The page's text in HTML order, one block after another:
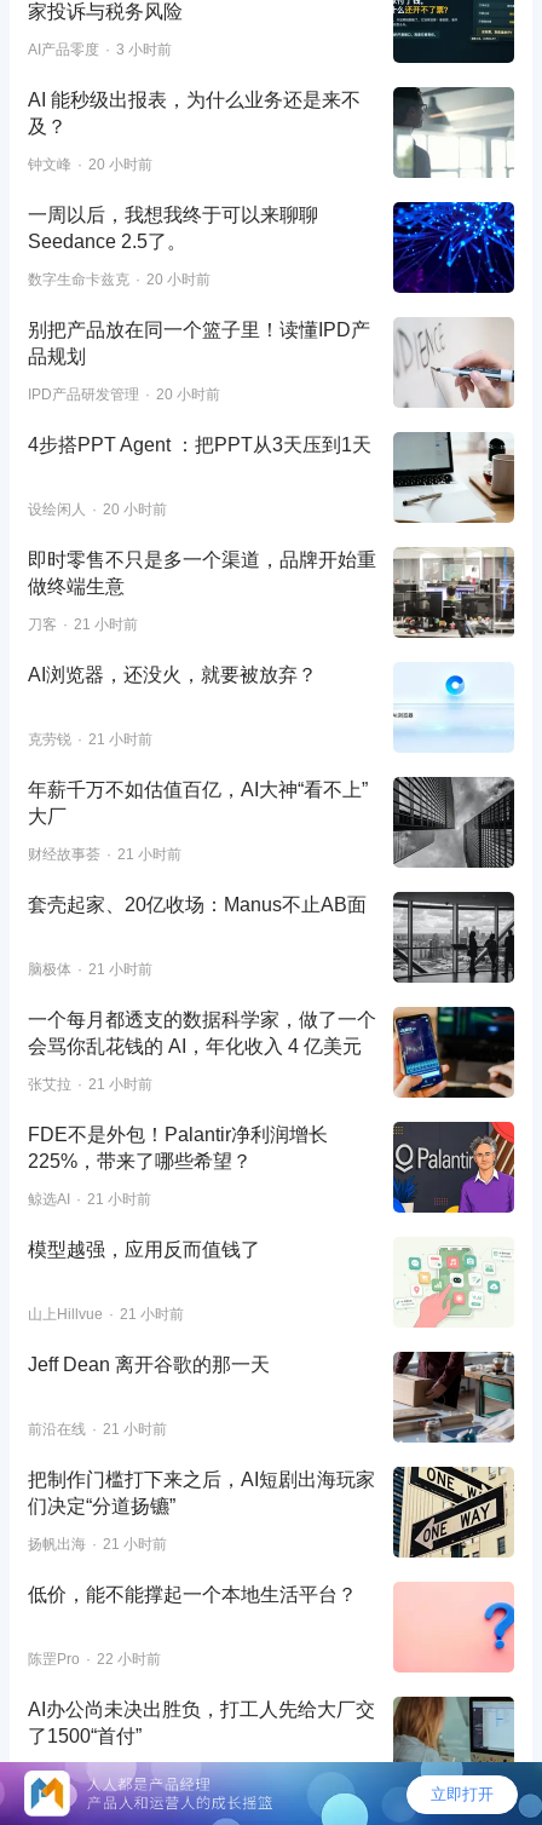
家投诉与税务风险
AI产品零度 3 小时前
AI 能秒级出报表，为什么业务还是来不
及？
钟文峰 20 小时前
一周以后，我想我终于可以来聊聊
Seedance 2.5了。
数字生命卡兹克 20 小时前
别把产品放在同一个篮子里！读懂IPD产
品规划
IPD产品研发管理 20 小时前
4步搭PPT Agent ：把PPT从3天压到1天
设绘闲人 20 小时前
即时零售不只是多一个渠道，品牌开始重
做终端生意
刀客 21 小时前
AI浏览器，还没火，就要被放弃？
克劳锐 21 小时前
年薪千万不如估值百亿，AI大神“看不上”
大厂
财经故事荟 21 小时前
套壳起家、20亿收场：Manus不止AB面
脑极体 21 小时前
一个每月都透支的数据科学家，做了一个
会骂你乱花钱的 AI，年化收入 4 亿美元
张艾拉 21 小时前
FDE不是外包！Palantir净利润增长
225%，带来了哪些希望？
鲸选AI 21 小时前
模型越强，应用反而值钱了
山上Hillvue 21 小时前
Jeff Dean 离开谷歌的那一天
前沿在线 21 小时前
把制作门槛打下来之后，AI短剧出海玩家
们决定“分道扬镳”
扬帆出海 21 小时前
低价，能不能撑起一个本地生活平台？
陈罡Pro 22 小时前
AI办公尚未决出胜负，打工人先给大厂交
了1500“首付”
Tech星球 23 小时前